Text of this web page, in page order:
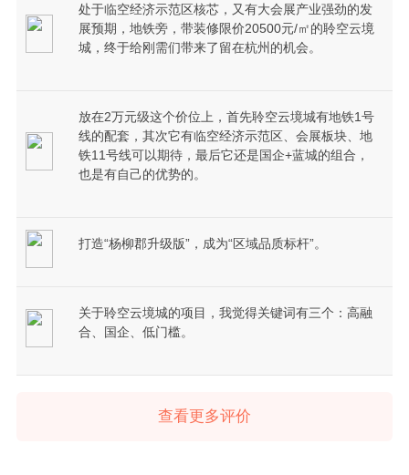
处于临空经济示范区核芯，又有大会展产业强劲的发
展预期，地铁旁，带装修限价20500元/㎡的聆空云境
城，终于给刚需们带来了留在杭州的机会。
放在2万元级这个价位上，首先聆空云境城有地铁1号
线的配套，其次它有临空经济示范区、会展板块、地
铁11号线可以期待，最后它还是国企+蓝城的组合，
也是有自己的优势的。
打造“杨柳郡升级版”，成为“区域品质标杆”。
关于聆空云境城的项目，我觉得关键词有三个：高融
合、国企、低门槛。
查看更多评价